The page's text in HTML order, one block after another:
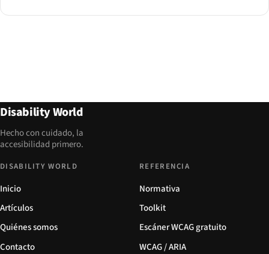
Disability World
Hecho con cuidado, la
accesibilidad primero.
DISABILITY WORLD
Inicio
Artículos
Quiénes somos
Contacto
REFERENCIA
Normativa
Toolkit
Escáner WCAG gratuito
WCAG / ARIA